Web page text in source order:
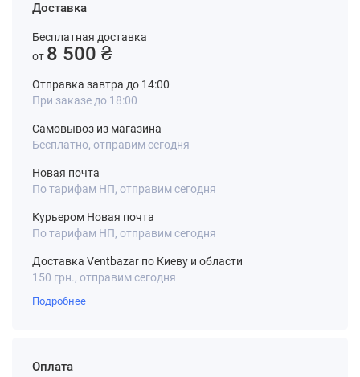
Доставка
Бесплатная доставка
от 8 500 ₴
Отправка завтра до 14:00
При заказе до 18:00
Самовывоз из магазина
Бесплатно, отправим сегодня
Новая почта
По тарифам НП, отправим сегодня
Курьером Новая почта
По тарифам НП, отправим сегодня
Доставка Ventbazar по Киеву и области
150 грн., отправим сегодня
Подробнее
Оплата